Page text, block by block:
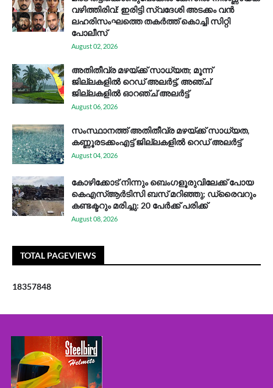
വഴിത്തിരിവ്: ഇരിട്ടി സ്വദേശി അടക്കം വൻ
ലഹരിസംഘത്തെ തകർത്ത് കൊച്ചി സിറ്റി
പോലീസ്
August 02, 2026
അതിതീവ്ര മഴയ്ക്ക് സാധ്യത; മൂന്ന്
ജില്ലകളിൽ റെഡ് അലർട്ട്, അഞ്ച്
ജില്ലകളിൽ ഓറഞ്ച് അലർട്ട്
August 06, 2026
സം​സ്ഥാ​ന​ത്ത് അ​തി​തീ​വ്ര മ​ഴ​യ്ക്ക് സാ​ധ്യ​ത,
കണ്ണൂരടക്കംഎ​ട്ട് ജി​ല്ല​ക​ളി​ൽ റെ​ഡ് അ​ലർ​ട്ട്
August 04, 2026
കോഴിക്കോട് നിന്നും ബെംഗളൂരുവിലേക്ക് പോയ
കെഎസ്ആര്‍ടിസി ബസ് മറിഞ്ഞു; ഡ്രൈവറും
കണ്ടക്ടറും മരിച്ചു: 20 പേര്‍ക്ക് പരിക്ക്
August 08, 2026
TOTAL PAGEVIEWS
18357848